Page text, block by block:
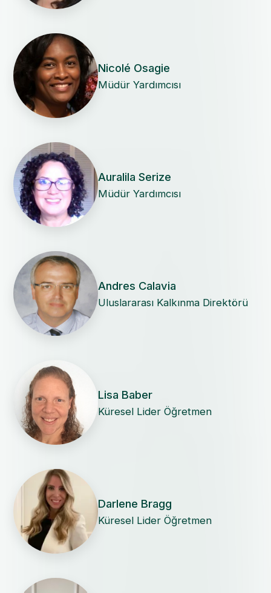
Nicolé Osagie
Müdür Yardımcısı
Auralila Serize
Müdür Yardımcısı
Andres Calavia
Uluslararası Kalkınma Direktörü
Lisa Baber
Küresel Lider Öğretmen
Darlene Bragg
Küresel Lider Öğretmen